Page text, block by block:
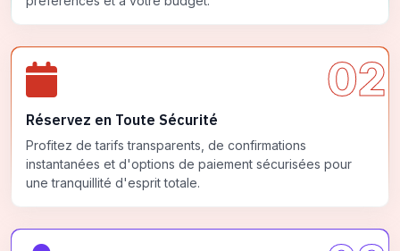
02
Réservez en Toute Sécurité
Profitez de tarifs transparents, de confirmations
instantanées et d'options de paiement sécurisées pour
une tranquillité d'esprit totale.